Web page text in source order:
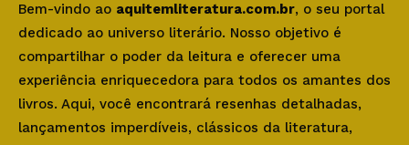
Bem-vindo ao aquitemliteratura.com.br, o seu portal
dedicado ao universo literário. Nosso objetivo é
compartilhar o poder da leitura e oferecer uma
experiência enriquecedora para todos os amantes dos
livros. Aqui, você encontrará resenhas detalhadas,
lançamentos imperdíveis, clássicos da literatura,